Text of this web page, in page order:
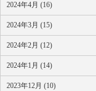
2024年4月 (16)
2024年3月 (15)
2024年2月 (12)
2024年1月 (14)
2023年12月 (10)